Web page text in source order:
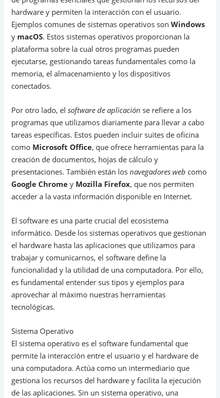
hardware y permiten la interacción con el usuario.
Ejemplos comunes de sistemas operativos sonWindows
y macOS. Estos sistemas operativos proporcionan la
plataforma sobre la cual otros programas pueden
ejecutarse, gestionando tareas fundamentales como la
memoria, el almacenamiento y los dispositivos
conectados.
Por otro lado, elsoftware de aplicación se refiere a los
programas que utilizamos diariamente para llevar a cabo
tareas específicas. Estos pueden incluir suites de oficina
como Microsoft Office, que ofrece herramientas para la
creación de documentos, hojas de cálculo y
presentaciones. También están losnavegadores web como
Google Chrome y Mozilla Firefox, que nos permiten
acceder a la vasta información disponible en Internet.
El software es una parte crucial del ecosistema
informático. Desde los sistemas operativos que gestionan
el hardware hasta las aplicaciones que utilizamos para
trabajar y comunicarnos, el software define la
funcionalidad y la utilidad de una computadora. Por ello,
es fundamental entender sus tipos y ejemplos para
aprovechar al máximo nuestras herramientas
tecnológicas.
Sistema Operativo
El sistema operativo es el software fundamental que
permite la interacción entre el usuario y el hardware de
una computadora. Actúa como un intermediario que
gestiona los recursos del hardware y facilita la ejecución
de las aplicaciones. Sin un sistema operativo, una